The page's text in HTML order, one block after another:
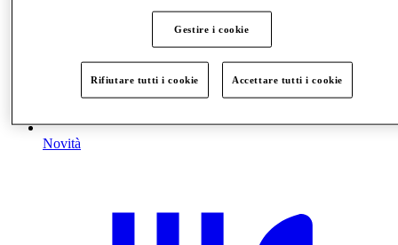
Novità
Gestire i cookie
Rifiutare tutti i cookie Accettare tutti i cookie